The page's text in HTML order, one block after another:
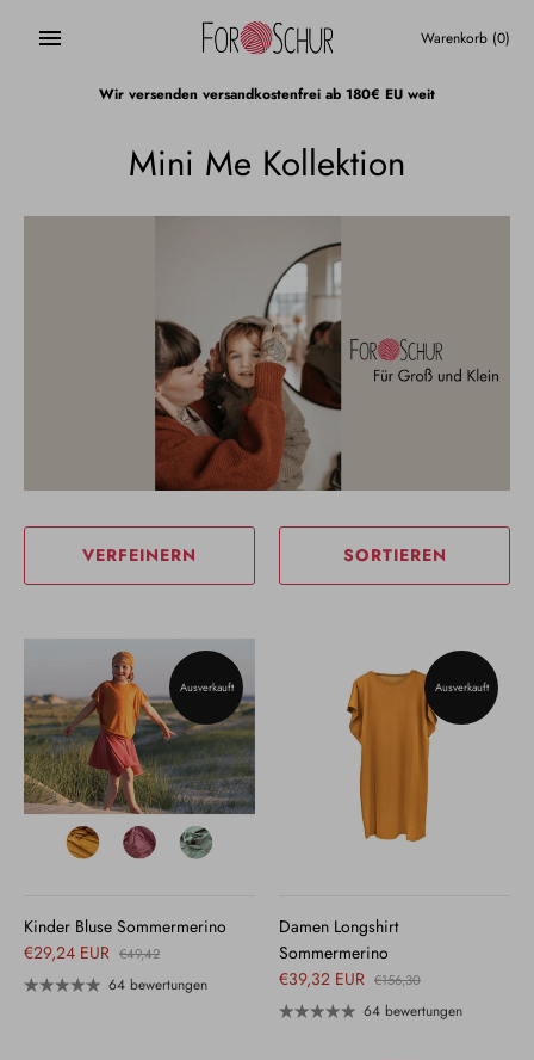
Warenkorb (0)
Wir versenden versandkostenfrei ab 180€ EU weit
Mini Me Kollektion
VERFEINERN SORTIEREN
Ausverkauft
Kinder Bluse Sommermerino
€29,24 EUR €49,42
64 bewertungen
Ausverkauft
Damen Longshirt
Sommermerino
€39,32 EUR €156,30
64 bewertungen